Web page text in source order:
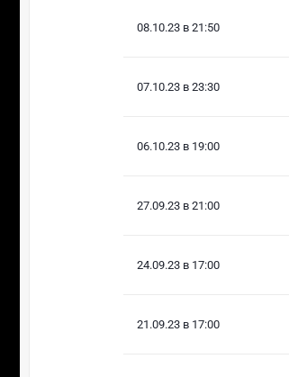
08.10.23 в 21:50
07.10.23 в 23:30
06.10.23 в 19:00
27.09.23 в 21:00
24.09.23 в 17:00
21.09.23 в 17:00